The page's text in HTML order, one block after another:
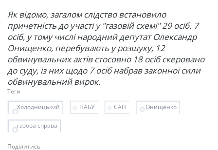
Як відомо, загалом слідство встановило
причетність до участі у "газовій схемі" 29 осіб. 7
осіб, у тому числі народний депутат Олександр
Онищенко, перебувають у розшуку, 12
обвинувальних актів стосовно 18 осіб скеровано
до суду, із них щодо 7 осіб набрав законної сили
обвинувальний вирок.
Теги
Холодницький
НАБУ САП Онищенко
газова справа
Поділитись